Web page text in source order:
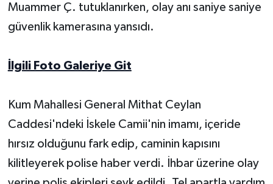
Muammer Ç. tutuklanırken, olay anı saniye saniye
güvenlik kamerasına yansıdı.
İlgili Foto Galeriye Git
Kum Mahallesi General Mithat Ceylan
Caddesi'ndeki İskele Camii'nin imamı, içeride
hırsız olduğunu fark edip, caminin kapısını
kilitleyerek polise haber verdi. İhbar üzerine olay